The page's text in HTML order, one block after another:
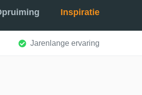
Inspiratie
Jarenlange ervaring